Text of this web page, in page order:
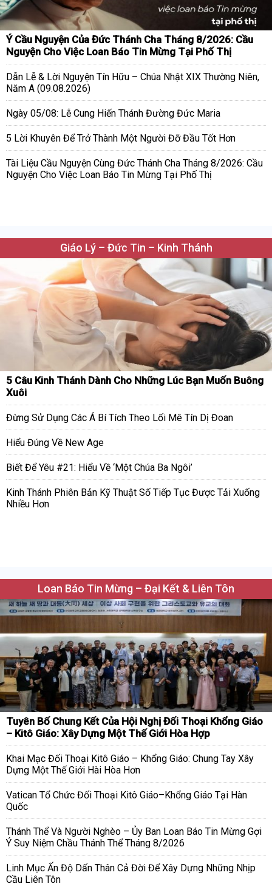
Ý Cầu Nguyện Của Đức Thánh Cha Tháng 8/2026: Cầu
Nguyện Cho Việc Loan Báo Tin Mừng Tại Phố Thị
Dẫn Lễ & Lời Nguyện Tín Hữu – Chúa Nhật XIX Thường Niên,
Năm A (09.08.2026)
Ngày 05/08: Lễ Cung Hiến Thánh Đường Đức Maria
5 Lời Khuyên Để Trở Thành Một Người Đỡ Đầu Tốt Hơn
Tài Liệu Cầu Nguyện Cùng Đức Thánh Cha Tháng 8/2026: Cầu
Nguyện Cho Việc Loan Báo Tin Mừng Tại Phố Thị
Giáo Lý – Đức Tin – Kinh Thánh
5 Câu Kinh Thánh Dành Cho Những Lúc Bạn Muốn Buông
Xuôi
Đừng Sử Dụng Các Á Bí Tích Theo Lối Mê Tín Dị Đoan
Hiểu Đúng Về New Age
Biết Để Yêu #21: Hiểu Về ‘Một Chúa Ba Ngôi’
Kinh Thánh Phiên Bản Kỹ Thuật Số Tiếp Tục Được Tải Xuống
Nhiều Hơn
Loan Báo Tin Mừng – Đại Kết & Liên Tôn
Tuyên Bố Chung Kết Của Hội Nghị Đối Thoại Khổng Giáo
– Kitô Giáo: Xây Dựng Một Thế Giới Hòa Hợp
Khai Mạc Đối Thoại Kitô Giáo – Khổng Giáo: Chung Tay Xây
Dựng Một Thế Giới Hài Hòa Hơn
Vatican Tổ Chức Đối Thoại Kitô Giáo–Khổng Giáo Tại Hàn
Quốc
Thánh Thể Và Người Nghèo – Ủy Ban Loan Báo Tin Mừng Gợi
Ý Suy Niệm Chầu Thánh Thể Tháng 8/2026
Linh Mục Ấn Độ Dấn Thân Cả Đời Để Xây Dựng Những Nhịp
Cầu Liên Tôn